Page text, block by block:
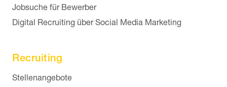
Navigation überspringen
Jobsuche für Bewerber
Digital Recruiting über Social Media Marketing
Recruiting
Navigation überspringen
Stellenangebote